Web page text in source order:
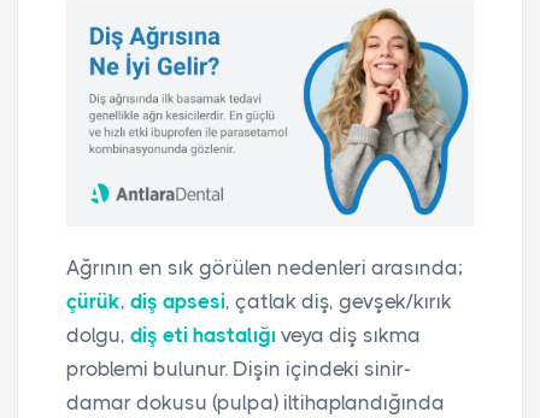
Ağrının en sık görülen nedenleri arasında;
çürük, diş apsesi, çatlak diş, gevşek/kırık
dolgu, diş eti hastalığı veya diş sıkma
problemi bulunur. Dişin içindeki sinir-
damar dokusu (pulpa) iltihaplandığında